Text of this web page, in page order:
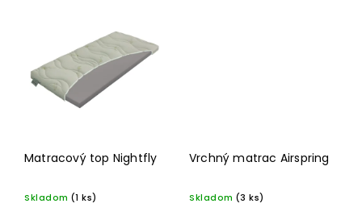
Matracový top Nightfly
Skladom (1 ks)
Vrchný matrac Airspring
Skladom (3 ks)